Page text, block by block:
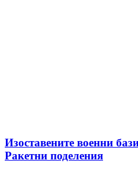
Изоставените военни
Ракетни поделения